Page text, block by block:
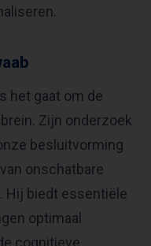
het gaat om de
Zijn onderzoek
besluitvorming
onschatbare
Hij biedt essentiële
optimaal
cognitieve